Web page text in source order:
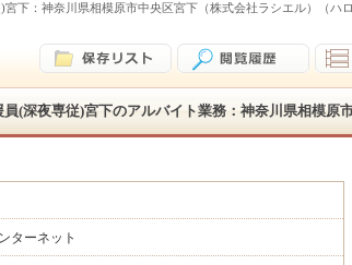
下：神奈川県相模原市中央区宮下（株式会社ラシエル）（ハ
(深夜専従)宮下のアルバイト業務：神奈川県相模原
ターネット